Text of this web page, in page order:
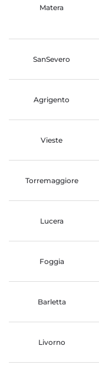
Matera
SanSevero
Agrigento
Vieste
Torremaggiore
Lucera
Foggia
Barletta
Livorno